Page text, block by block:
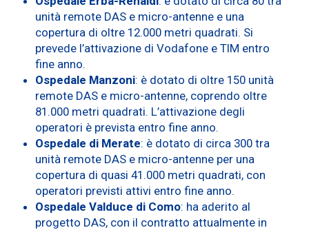
unità remote DAS e micro-antenne e una
copertura di oltre 12.000 metri quadrati. Si
prevede l’attivazione di Vodafone e TIM entro
fine anno.
Ospedale Manzoni: è dotato di oltre 150 unità
remote DAS e micro-antenne, coprendo oltre
81.000 metri quadrati. L’attivazione degli
operatori è prevista entro fine anno.
Ospedale di Merate: è dotato di circa 300 tra
unità remote DAS e micro-antenne per una
copertura di quasi 41.000 metri quadrati, con
operatori previsti attivi entro fine anno.
Ospedale Valduce di Como: ha aderito al
progetto DAS, con il contratto attualmente in